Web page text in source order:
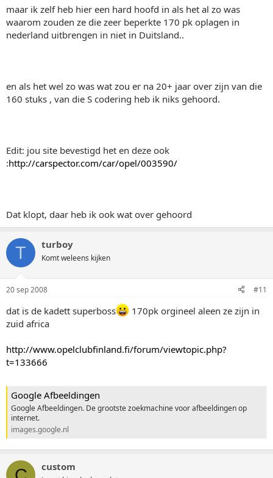
maar ik zelf heb hier een hard hoofd in als het al zo was
waarom zouden ze die zeer beperkte 170 pk oplagen in
nederland uitbrengen in niet in Duitsland..
en als het wel zo was wat zou er na 20+ jaar over zijn van die
160 stuks , van die S codering heb ik niks gehoord.
Edit: jou site bevestigd het en deze ook
:http://carspector.com/car/opel/003590/
Dat klopt, daar heb ik ook wat over gehoord
T turboy
Komt weleens kijken
20 sep 2008 #11
dat is de kadett superboss
170pk orgineel aleen ze zijn in
zuid africa
http://www.opelclubfinland.fi/forum/viewtopic.php?
t=133666
Google Afbeeldingen
Google Afbeeldingen. De grootste zoekmachine voor afbeeldingen op
internet.
images.google.nl
custom